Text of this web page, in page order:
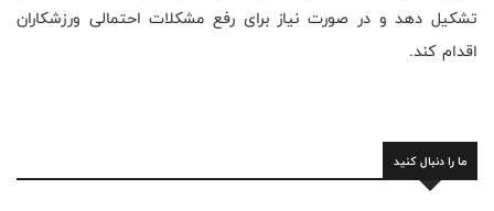
تشکیل دهد و در صورت نیاز برای رفع مشکلات احتمالی ورزشکاران
اقدام کند.
ما را دنبال کنید